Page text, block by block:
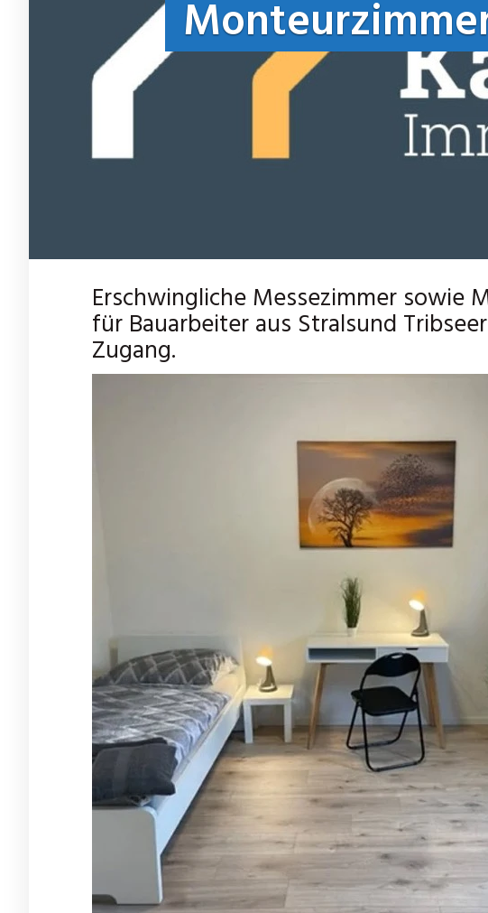
Erschwingliche Messezimmer sowie
für Bauarbeiter aus Stralsund
Zugang.